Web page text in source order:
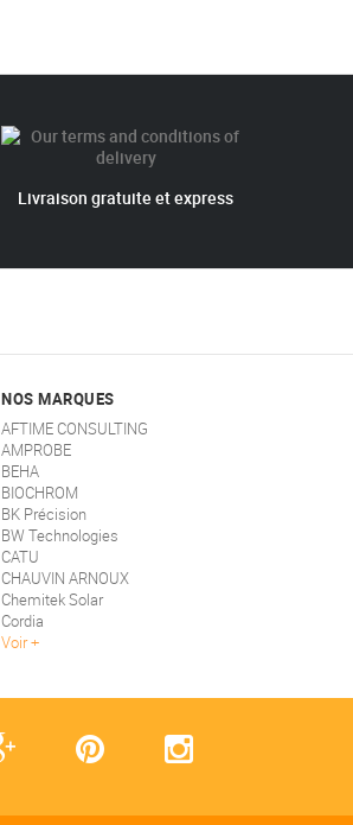
Livraison gratuite et express
NOS MARQUES
AFTIME CONSULTING
AMPROBE
BEHA
BIOCHROM
BK Précision
BW Technologies
CATU
CHAUVIN ARNOUX
Chemitek Solar
Cordia
Voir